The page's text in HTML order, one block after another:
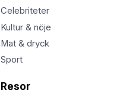
Celebriteter
Kultur & nöje
Mat & dryck
Sport
Resor